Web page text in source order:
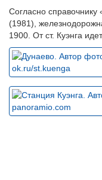
Согласно
(1981),
1900. От ст. Куэнга